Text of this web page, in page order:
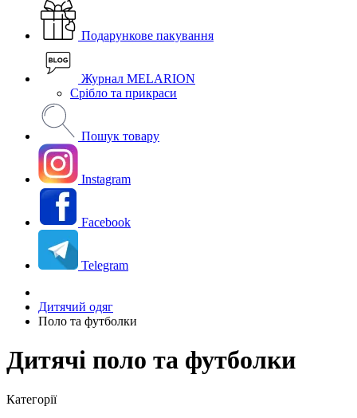
Подарункове пакування
Журнал MELARION
Срібло та прикраси
Пошук товару
Instagram
Facebook
Telegram
Дитячий одяг
Поло та футболки
Дитячі поло та футболки
Категорії